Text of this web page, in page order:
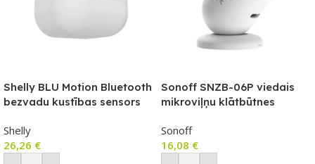
Shelly BLU Motion Bluetooth
bezvadu kustības sensors
Shelly
26,26 €
Sonoff SNZB-06P viedais
mikroviļņu klātbūtnes
atbalstu
Sonoff
16,08 €